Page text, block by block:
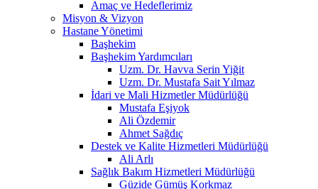
Amaç ve Hedeflerimiz
Misyon & Vizyon
Hastane Yönetimi
Başhekim
Başhekim Yardımcıları
Uzm. Dr. Havva Serin Yiğit
Uzm. Dr. Mustafa Sait Yılmaz
İdari ve Mali Hizmetler Müdürlüğü
Mustafa Eşiyok
Ali Özdemir
Ahmet Sağdıç
Destek ve Kalite Hizmetleri Müdürlüğü
Ali Arlı
Sağlık Bakım Hizmetleri Müdürlüğü
Güzide Gümüş Korkmaz